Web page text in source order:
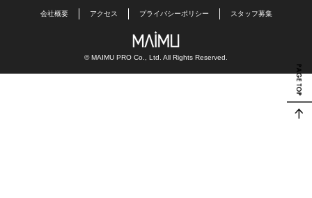
会社概要 アクセス プライバシーポリシー スタッフ募集
© MAIMU PRO Co., Ltd. All Rights Reserved.